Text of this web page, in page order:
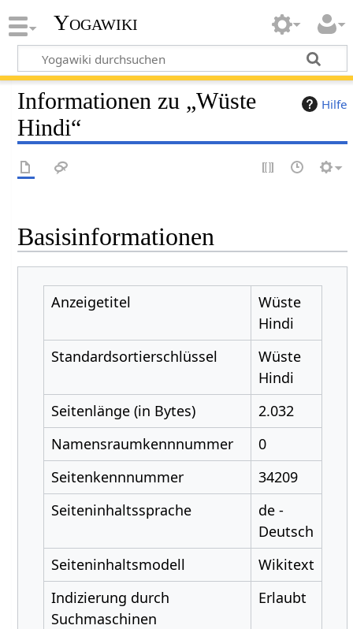
Yogawiki
Hilfe
Informationen zu „Wüste
Hindi“
Basisinformationen
Anzeigetitel
Wüste
Hindi
Standardsortierschlüssel
Wüste
Hindi
Seitenlänge (in Bytes)
2.032
Namensraumkennnummer
0
Seitenkennnummer
34209
Seiteninhaltssprache
de -
Deutsch
Seiteninhaltsmodell
Wikitext
Indizierung durch
Suchmaschinen
Erlaubt